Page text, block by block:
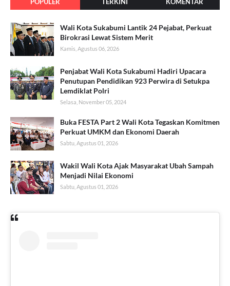
Wali Kota Sukabumi Lantik 24 Pejabat, Perkuat
Birokrasi Lewat Sistem Merit
Kamis, Agustus 06, 2026
Penjabat Wali Kota Sukabumi Hadiri Upacara
Penutupan Pendidikan 923 Perwira di Setukpa
Lemdiklat Polri
Selasa, November 05, 2024
Buka FESTA Part 2 Wali Kota Tegaskan Komitmen
Perkuat UMKM dan Ekonomi Daerah
Sabtu, Agustus 01, 2026
Wakil Wali Kota Ajak Masyarakat Ubah Sampah
Menjadi Nilai Ekonomi
Sabtu, Agustus 01, 2026